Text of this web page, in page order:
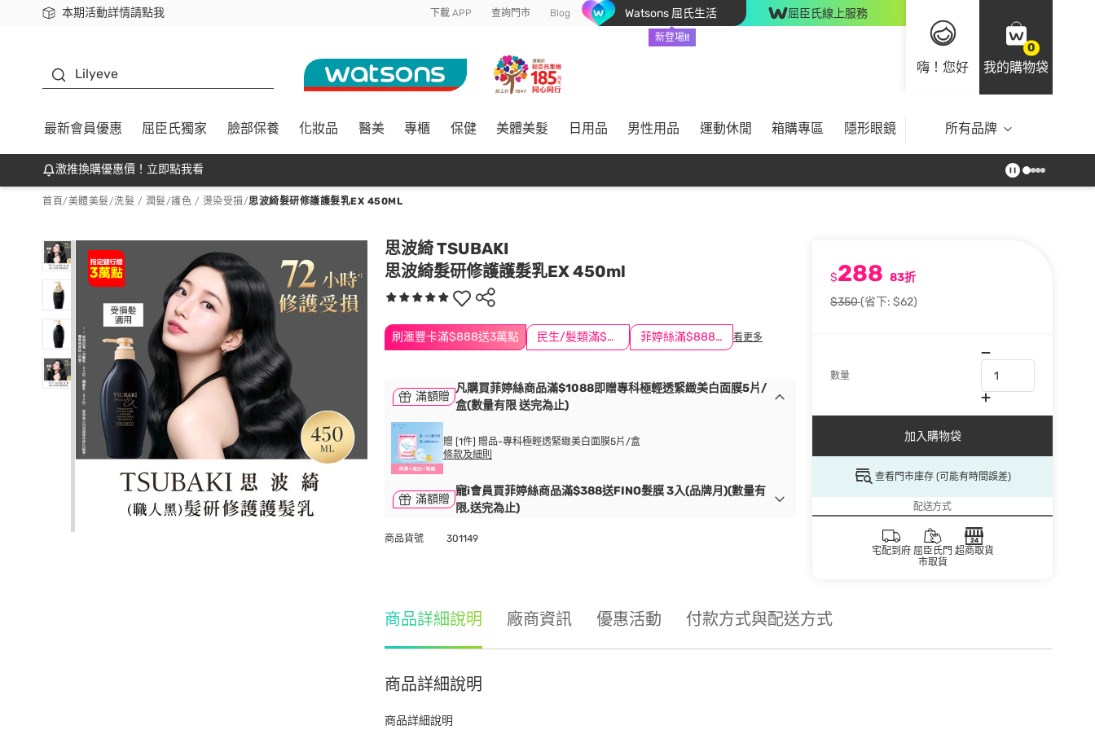
本期活動詳情請點我
下載app最高回饋$350 下載 APP 查詢門市 Blog Watsons 屈氏生活
新登場!!
屈臣氏線上服務
嗨！您好
0
我的購物袋
Lilyeve
最新會員優惠 屈臣氏獨家 臉部保養 化妝品 醫美 專櫃 保健 美體美髮 日用品 男性用品 運動休閒 箱購專區 隱形眼鏡 所有品牌
激推換購優惠價！立即點我看
首頁/美體美髮/洗髮 / 潤髮/護色 / 燙染受損/思波綺髮研修護護髮乳EX 450ML
思波綺 TSUBAKI
思波綺髮研修護護髮乳EX 450ml
刷滙豐卡滿$888送3萬點 民生/髮類滿$388送舒潔冰巾 菲婷絲滿$888折$88 看更多
$288 83折
$350(省下: $62)
數量
加入購物袋
查看門市庫存 (可能有時間誤差)
配送方式
宅配到府 屈臣氏門
市取貨
超商取貨
滿額贈
凡購買菲婷絲商品滿$1088即贈專科極輕透緊緻美白面膜5片/
盒(數量有限 送完為止)
贈 [1件] 贈品-專科極輕透緊緻美白面膜5片/盒
條款及細則
滿額贈
寵i會員買菲婷絲商品滿$388送FINO髮膜 3入(品牌月)(數量有
限,送完為止)
商品貨號 301149
商品詳細說明 廠商資訊 優惠活動 付款方式與配送方式
商品詳細說明
商品詳細說明